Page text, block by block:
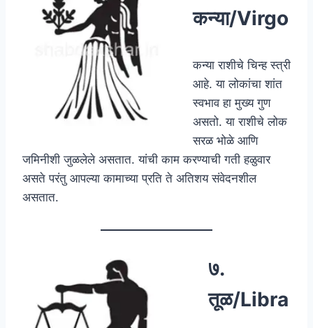
कन्या/Virgo
कन्या राशीचे चिन्ह स्त्री
आहे. या लोकांचा शांत
स्वभाव हा मुख्य गुण
असतो. या राशीचे लोक
सरळ भोळे आणि
जमिनीशी जुळलेले असतात. यांची काम करण्याची गती हळुवार
असते परंतु आपल्या कामाच्या प्रति ते अतिशय संवेदनशील
असतात.
७.
तूळ/Libra